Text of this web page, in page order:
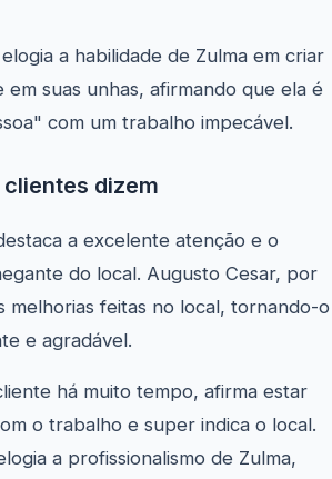
a habilidade de Zulma em criar
em suas unhas, afirmando que ela é
com um trabalho impecável.
dizem
a excelente atenção e o
do local. Augusto Cesar, por
melhorias feitas no local, tornando-o
e agradável.
há muito tempo, afirma estar
o trabalho e super indica o local.
a profissionalismo de Zulma,